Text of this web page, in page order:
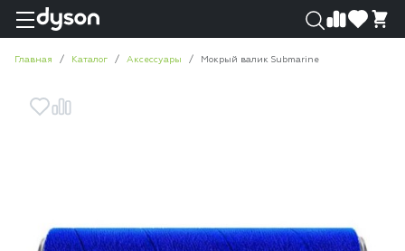
Главная Каталог Аксессуары Мокрый валик Submarine